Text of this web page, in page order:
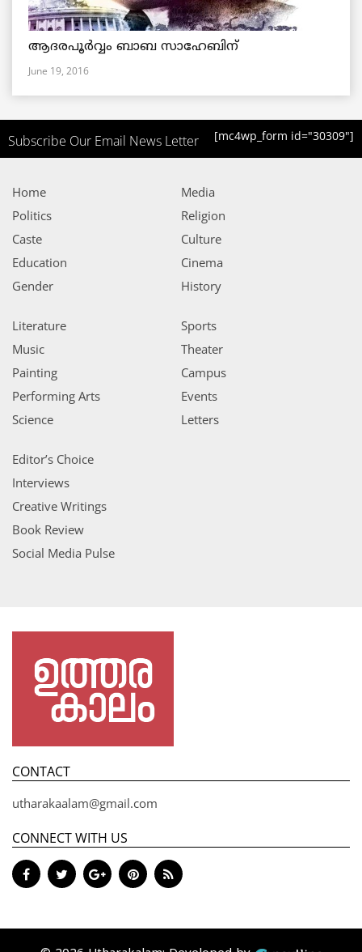
ആദരപൂര്‍വ്വം ബാബ സാഹേബിന്
June 19, 2016
Subscribe Our Email News Letter [mc4wp_form id="30309"]
Home
Politics
Caste
Education
Gender
Media
Religion
Culture
Cinema
History
Literature
Music
Painting
Performing Arts
Science
Sports
Theater
Campus
Events
Letters
Editor’s Choice
Interviews
Creative Writings
Book Review
Social Media Pulse
CONTACT
utharakaalam@gmail.com
CONNECT WITH US